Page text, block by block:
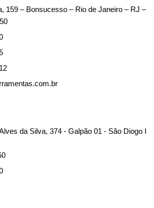
159 – Bonsucesso – Rio de Janeiro – RJ –
da Silva, 374 - Galpão 01 - São Diogo I